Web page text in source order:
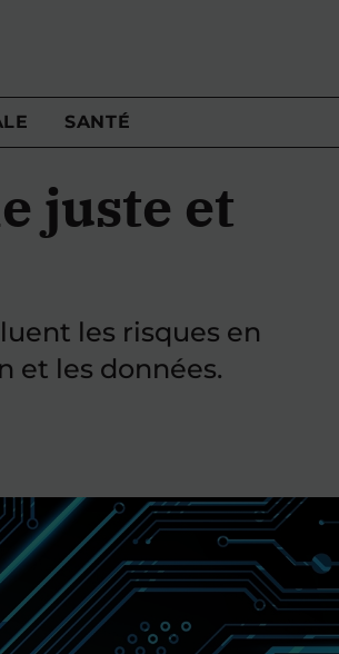
SANTÉ
juste et
les risques en
et les données.